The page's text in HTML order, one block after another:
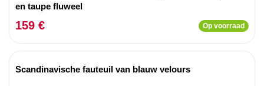
en taupe fluweel
159 € Op voorraad
Scandinavische fauteuil van blauw velours